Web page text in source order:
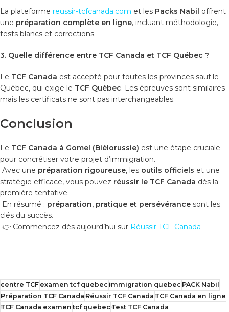
La plateforme reussir-tcfcanada.com et les Packs Nabil offrent
une préparation complète en ligne, incluant méthodologie,
tests blancs et corrections.
3. Quelle différence entre TCF Canada et TCF Québec ?
Le TCF Canada est accepté pour toutes les provinces sauf le
Québec, qui exige le TCF Québec. Les épreuves sont similaires
mais les certificats ne sont pas interchangeables.
Conclusion
Le TCF Canada à Gomel (Biélorussie) est une étape cruciale
pour concrétiser votre projet d’immigration.
Avec une préparation rigoureuse, les outils officiels et une
stratégie efficace, vous pouvez réussir le TCF Canada dès la
première tentative.
En résumé : préparation, pratique et persévérance sont les
clés du succès.
👉 Commencez dès aujourd’hui sur Réussir TCF Canada
centre TCFexamen tcf quebecimmigration quebecPACK Nabil
Préparation TCF Canada Réussir TCF Canada TCF Canada en ligne
TCF Canada examen tcf quebecTest TCF Canada